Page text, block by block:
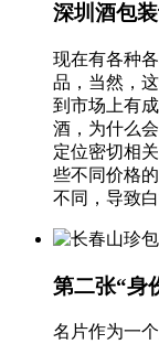
深圳酒包
现在有各种
品，当然，
到市场上有
酒，为什么
定位密切相
些不同价格
不同，导致
第二张“身
名片作为一